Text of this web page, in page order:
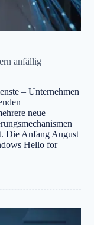
anfällig
– Unternehmen
neue
Die Anfang August
Hello for